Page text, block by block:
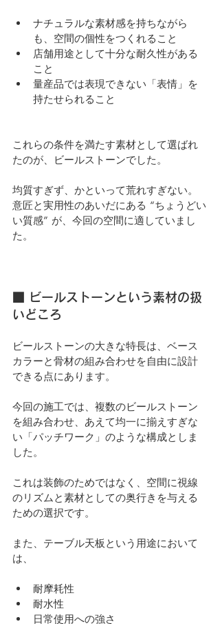
ナチュラルな素材感を持ちながら
も、空間の個性をつくれること
店舗用途として十分な耐久性がある
こと
量産品では表現できない「表情」を
持たせられること
これらの条件を満たす素材として選ばれ
たのが、ビールストーンでした。
均質すぎず、かといって荒れすぎない。
意匠と実用性のあいだにある “ちょうどい
い質感” が、今回の空間に適していまし
た。
■ ビールストーンという素材の扱
いどころ
ビールストーンの大きな特長は、ベース
カラーと骨材の組み合わせを自由に設計
できる点にあります。
今回の施工では、複数のビールストーン
を組み合わせ、あえて均一に揃えすぎな
い「パッチワーク」のような構成としま
した。
これは装飾のためではなく、空間に視線
のリズムと素材としての奥行きを与える
ための選択です。
また、テーブル天板という用途において
は、
耐摩耗性
耐水性
日常使用への強さ